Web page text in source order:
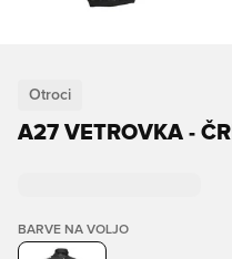
Otroci
A27 VETROVKA -
BARVE NA VOLJO